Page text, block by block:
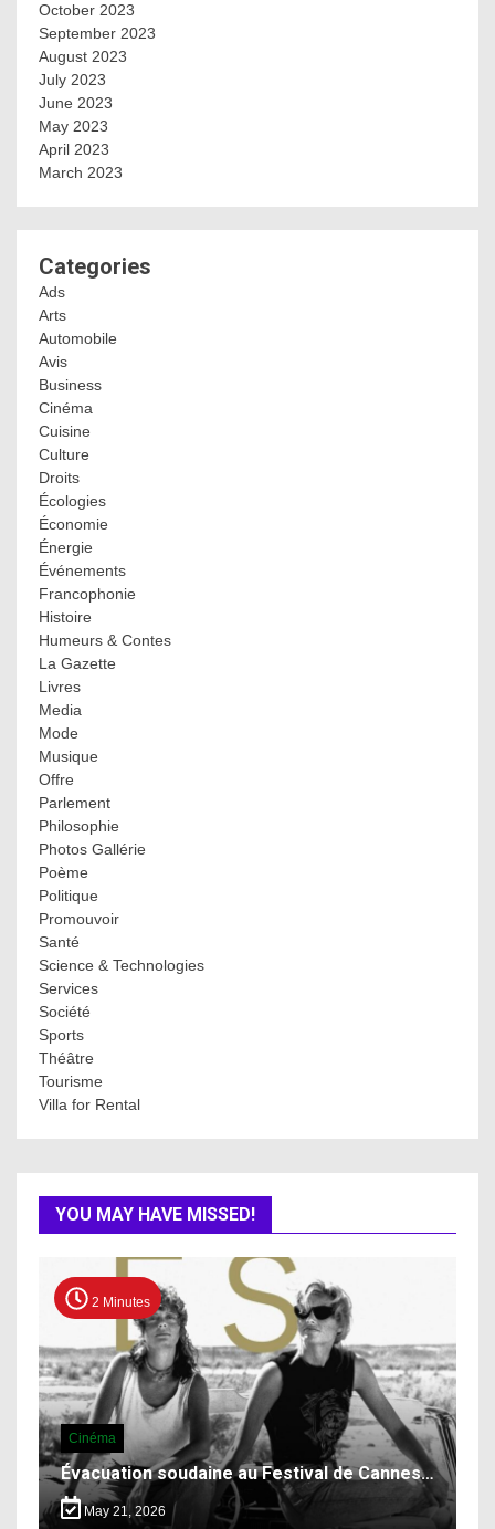
October 2023
September 2023
August 2023
July 2023
June 2023
May 2023
April 2023
March 2023
Categories
Ads
Arts
Automobile
Avis
Business
Cinéma
Cuisine
Culture
Droits
Écologies
Économie
Énergie
Événements
Francophonie
Histoire
Humeurs & Contes
La Gazette
Livres
Media
Mode
Musique
Offre
Parlement
Philosophie
Photos Gallérie
Poème
Politique
Promouvoir
Santé
Science & Technologies
Services
Société
Sports
Théâtre
Tourisme
Villa for Rental
YOU MAY HAVE MISSED!
2 Minutes
Cinéma
Évacuation soudaine au Festival de Cannes…
May 21, 2026